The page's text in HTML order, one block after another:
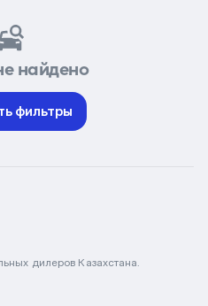
найдено
фильтры
дилеров Казахстана.